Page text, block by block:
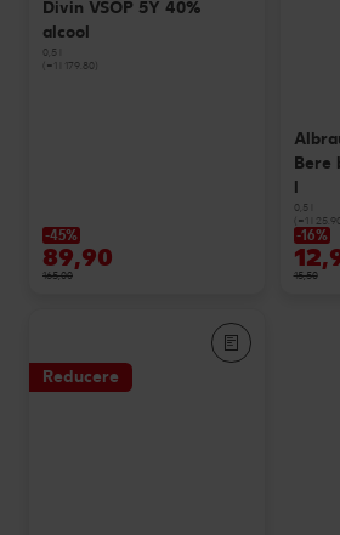
Divin VSOP 5Y 40%
alcool
0,5 l
(=1 l 179.80)
-45%
89,90
165,00
Bere
l
0,5 l
(=1 l 25.90)
-16%
15,50
Reducere